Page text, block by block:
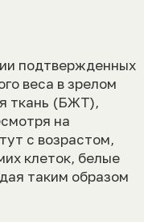
подтвержденных
веса в зрелом
ткань (БЖТ),
на
с возрастом,
клеток, белые
таким образом